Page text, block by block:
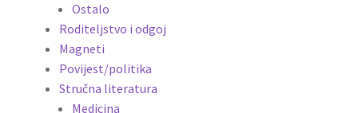
Ostalo
Roditeljstvo i odgoj
Magneti
Povijest/politika
Stručna literatura
Medicina